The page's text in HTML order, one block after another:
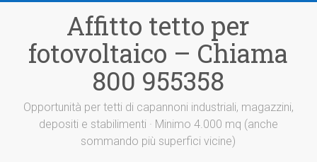
Affitto tetto per
fotovoltaico – Chiama
800 955358
Opportunità per tetti di capannoni industriali, magazzini,
depositi e stabilimenti · Minimo 4.000 mq (anche
sommando più superfici vicine)